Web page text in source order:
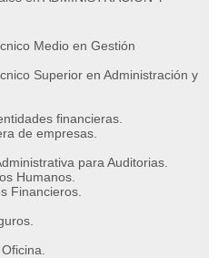
Medio en Gestión
Superior en Administración y
financieras.
de empresas.
para Auditorias.
Humanos.
Financieros.